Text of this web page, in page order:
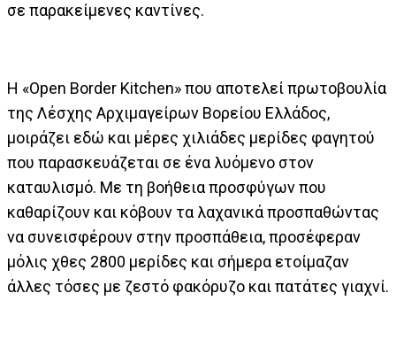
σε παρακείμενες καντίνες.
Η «Open Border Kitchen» που αποτελεί πρωτοβουλία
της Λέσχης Αρχιμαγείρων Βορείου Ελλάδος,
μοιράζει εδώ και μέρες χιλιάδες μερίδες φαγητού
που παρασκευάζεται σε ένα λυόμενο στον
καταυλισμό. Με τη βοήθεια προσφύγων που
καθαρίζουν και κόβουν τα λαχανικά προσπαθώντας
να συνεισφέρουν στην προσπάθεια, προσέφεραν
μόλις χθες 2800 μερίδες και σήμερα ετοίμαζαν
άλλες τόσες με ζεστό φακόρυζο και πατάτες γιαχνί.